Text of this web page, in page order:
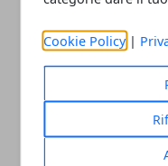
Cookie Policy |
Aliexpress.com - Molto
di Un Catalogo